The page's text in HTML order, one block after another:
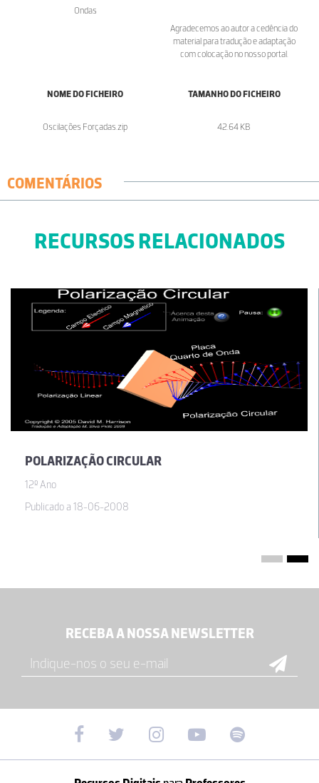
Ondas
Agradecemos ao autor a cedência do
material para tradução e adaptação
com colocação no nosso portal.
NOME DO FICHEIRO
Oscilações Forçadas.zip
TAMANHO DO FICHEIRO
42.64 KB
COMENTÁRIOS
RECURSOS RELACIONADOS
POLARIZAÇÃO CIRCULAR
12º Ano
Publicado a 18-06-2008
RECEBA A NOSSA NEWSLETTER